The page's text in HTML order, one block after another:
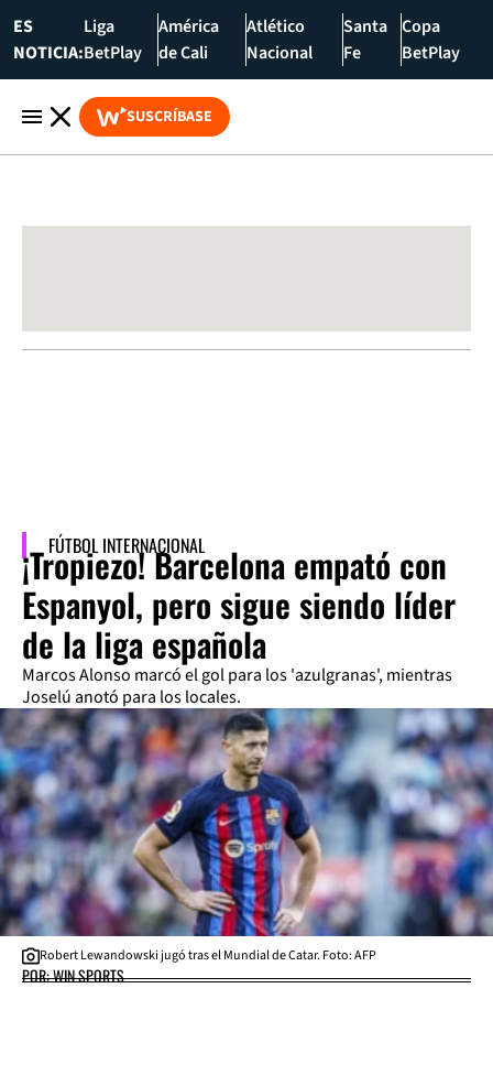
ES
NOTICIA:
Liga
BetPlay
América
de Cali
Atlético
Nacional
Santa
Fe
Copa
BetPlay
SUSCRÍBASE
FÚTBOL INTERNACIONAL
¡Tropiezo! Barcelona empató con
Espanyol, pero sigue siendo líder
de la liga española
Marcos Alonso marcó el gol para los 'azulgranas', mientras
Joselú anotó para los locales.
Robert Lewandowski jugó tras el Mundial de Catar. Foto: AFP
POR: WIN SPORTS